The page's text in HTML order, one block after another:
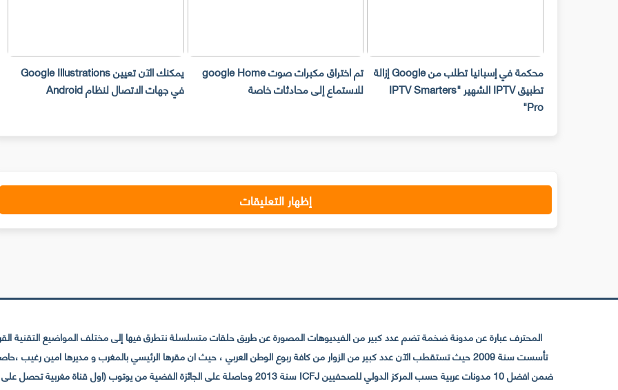
محكمة في إسبانيا تطلب من Google إزالة
تطبيق IPTV الشهير "IPTV Smarters
تم اختراق مكبرات صوت google Home
للاستماع إلى محادثات خاصة
يمكنك الآن تعيين Google Illustrations
في جهات الاتصال لنظام Android جديدة الى المستخدمين
إظهار التعليقات
المحترف عبارة عن مدونة ضخمة تضم عدد كبير من الفيديوهات المصورة عن طريق حلقات متسلسلة نتطرق فيها إلى مختلف المواضيع التقنية